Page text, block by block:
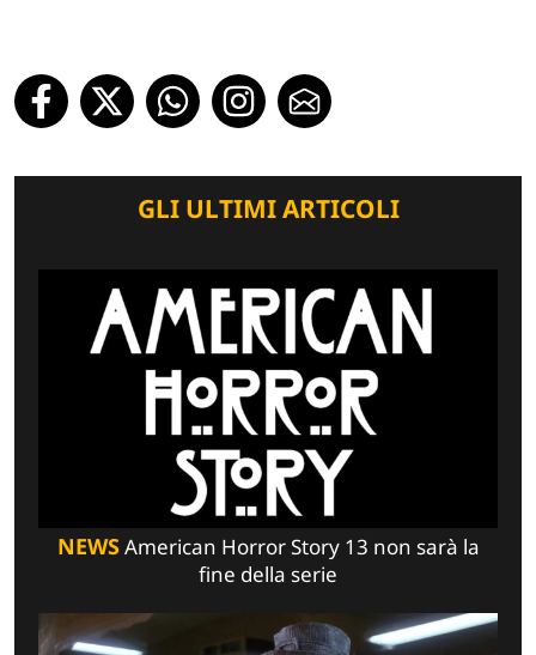
GLI ULTIMI ARTICOLI
NEWSAmerican Horror Story 13 non sarà la
fine della serie